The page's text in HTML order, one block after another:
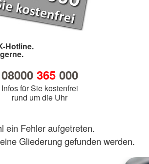
Hotline.
08000 365000
Infos für Sie kostenfrei
rund um die Uhr
ein Fehler aufgetreten.
Gliederung gefunden werden.